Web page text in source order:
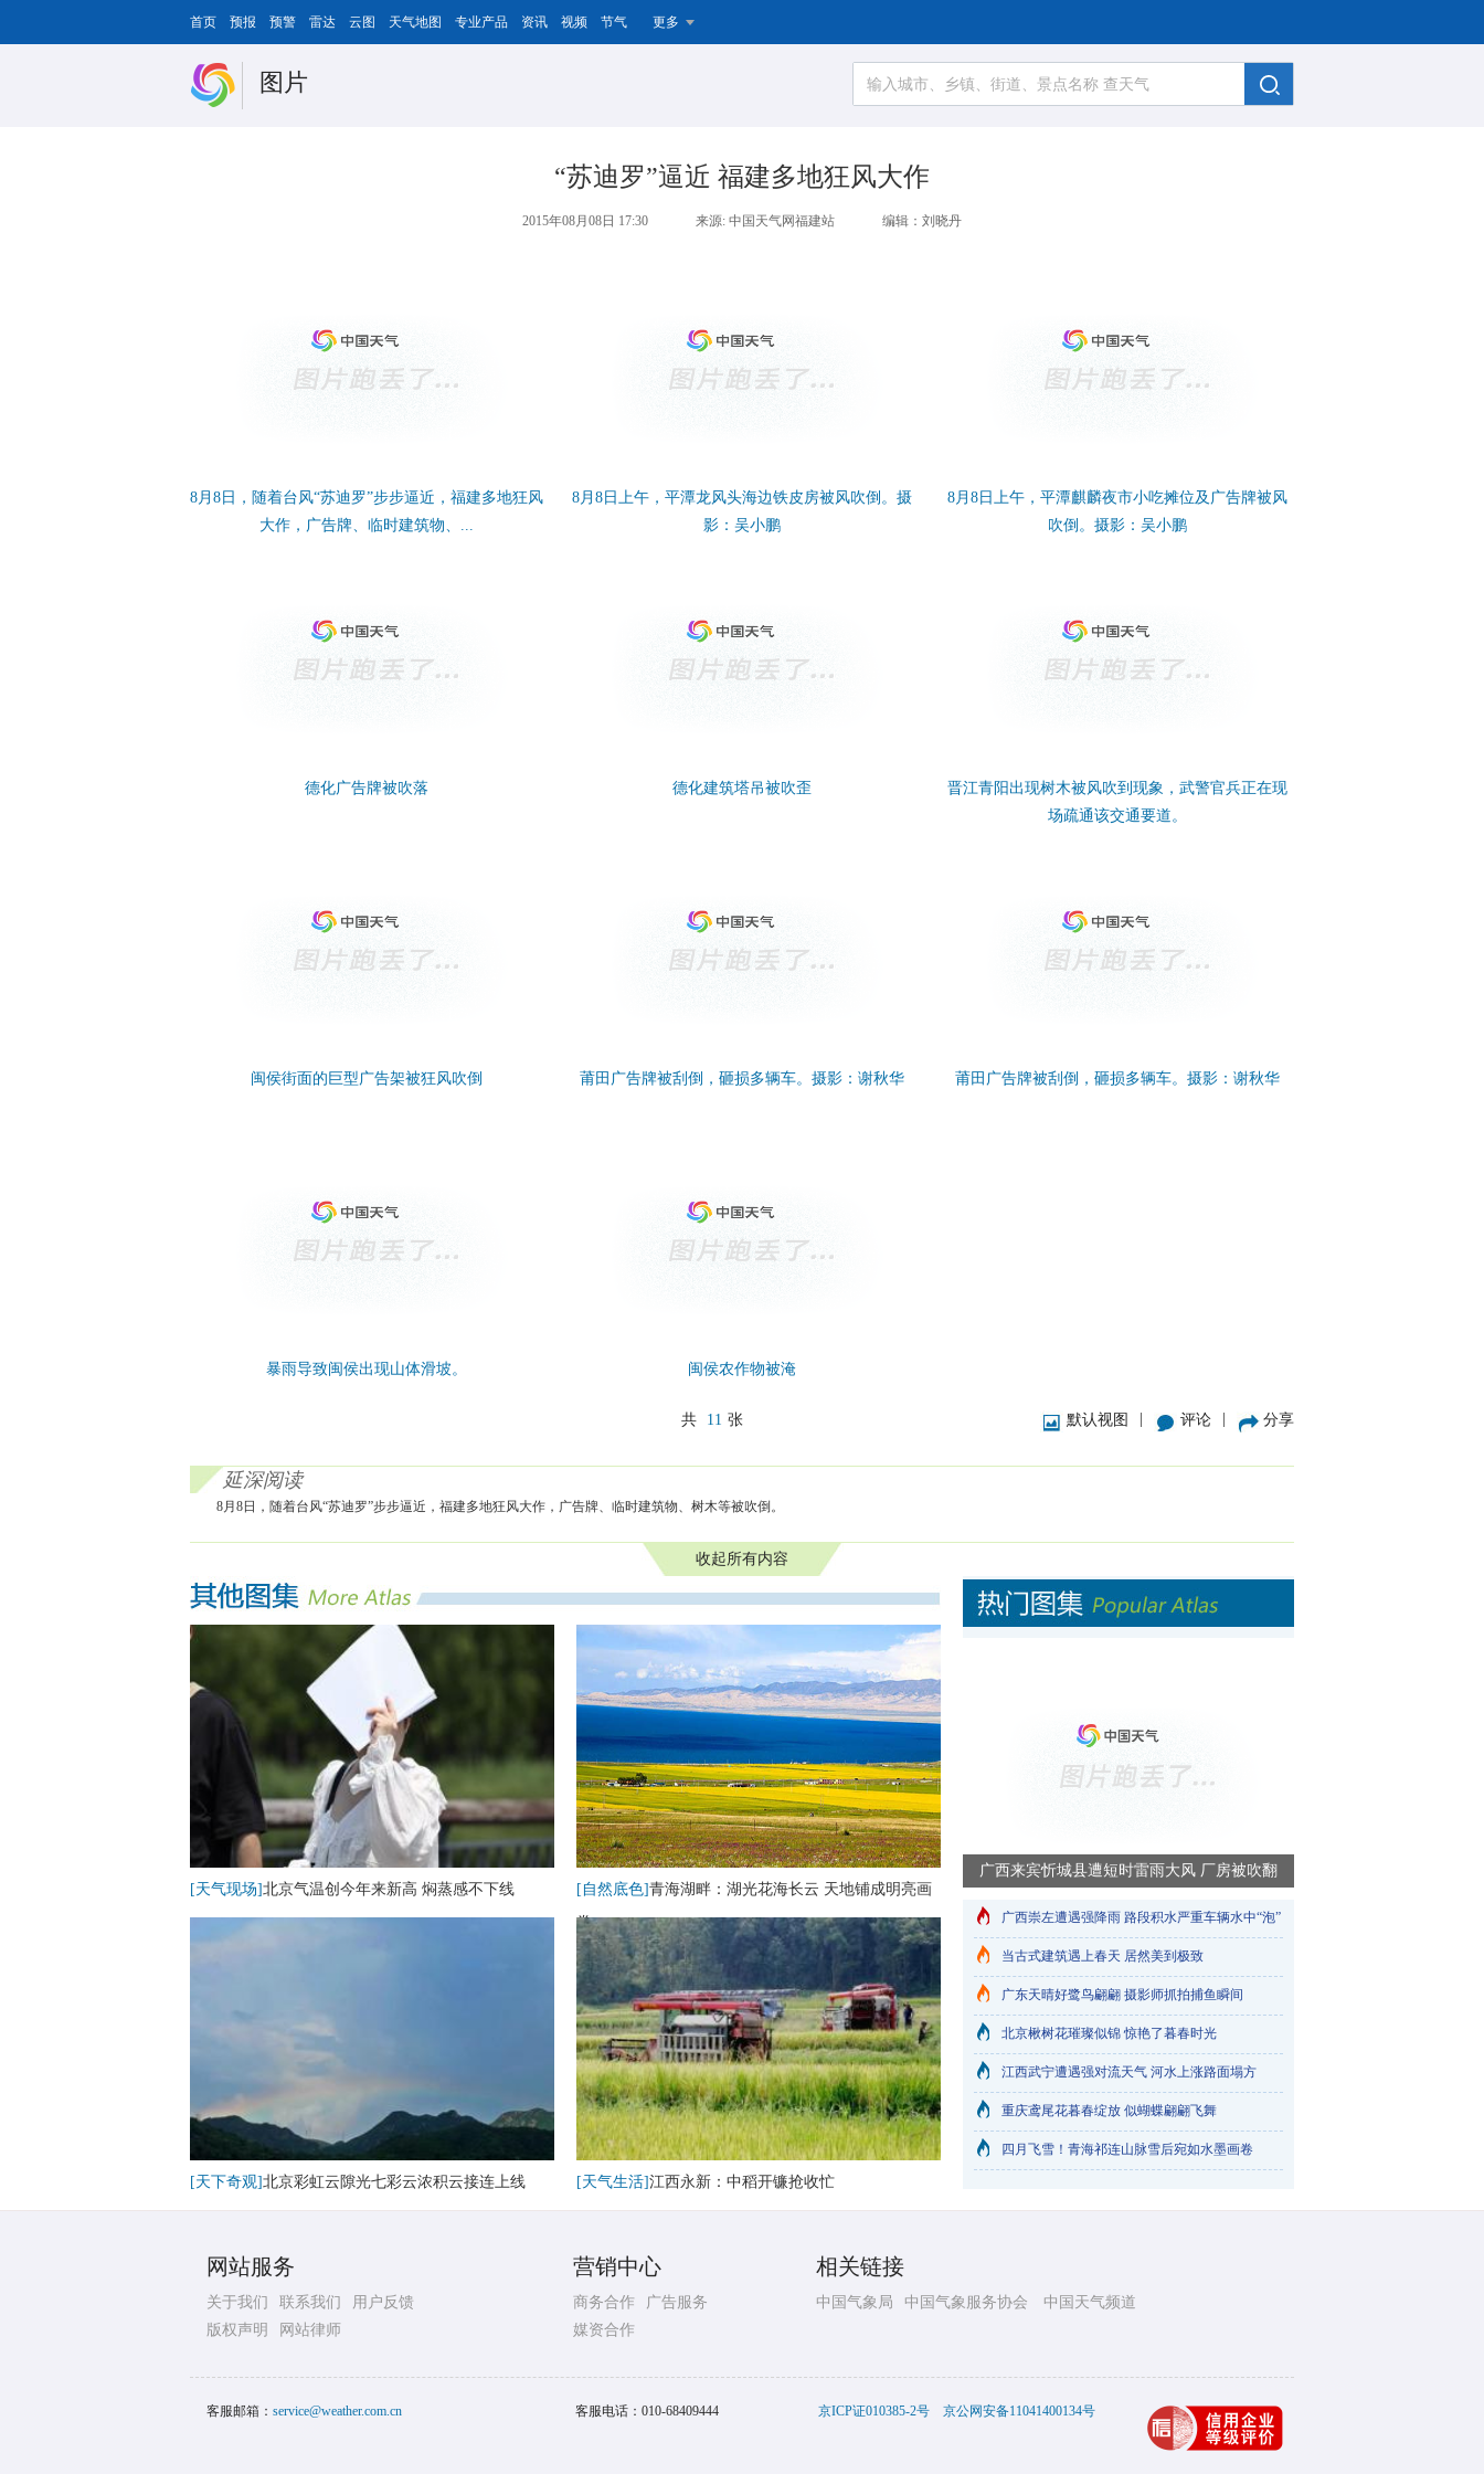
首页 预报 预警 雷达 云图 天气地图 专业产品 资讯 视频 节气 更多
图片
“苏迪罗”逼近 福建多地狂风大作
2015年08月08日 17:30 来源: 中国天气网福建站 编辑：刘晓丹
8月8日，随着台风“苏迪罗”步步逼近，福建多地狂风
大作，广告牌、临时建筑物、...
8月8日上午，平潭龙风头海边铁皮房被风吹倒。摄
影：吴小鹏
8月8日上午，平潭麒麟夜市小吃摊位及广告牌被风
吹倒。摄影：吴小鹏
德化广告牌被吹落 德化建筑塔吊被吹歪
晋江青阳出现树木被风吹到现象，武警官兵正在现
场疏通该交通要道。
闽侯街面的巨型广告架被狂风吹倒 莆田广告牌被刮倒，砸损多辆车。摄影：谢秋华 莆田广告牌被刮倒，砸损多辆车。摄影：谢秋华
暴雨导致闽侯出现山体滑坡。 闽侯农作物被淹
共 11 张 默认视图 评论 分享
延深阅读
8月8日，随着台风“苏迪罗”步步逼近，福建多地狂风大作，广告牌、临时建筑物、树木等被吹倒。
收起所有内容
[天气现场]北京气温创今年来新高 焖蒸感不下线 [自然底色]青海湖畔：湖光花海长云 天地铺成明亮画
卷
[天下奇观]北京彩虹云隙光七彩云浓积云接连上线 [天气生活]江西永新：中稻开镰抢收忙
广西来宾忻城县遭短时雷雨大风 厂房被吹翻
烟台天气一天三变 降雨冰雹降雪轮番登场
广西崇左遭遇强降雨 路段积水严重车辆水中“泡”​
当古式建筑遇上春天 居然美到极致
广东天晴好鹭鸟翩翩 摄影师抓拍捕鱼瞬间
北京楸树花璀璨似锦 惊艳了暮春时光
江西武宁遭遇强对流天气 河水上涨路面塌方
重庆鸢尾花暮春绽放 似蝴蝶翩翩飞舞
四月飞雪！青海祁连山脉雪后宛如水墨画卷
网站服务
关于我们 联系我们
用户反馈
版权声明
网站律师
营销中心
商务合作
广告服务
媒资合作
相关链接
中国气象局 中国气象服务协会 中国天气频道
客服邮箱： service@weather.com.cn 客服电话： 010-68409444 京ICP证010385-2号 京公网安备11041400134号